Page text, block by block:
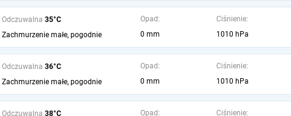
Odczuwalna 35°C
Zachmurzenie małe, pogodnie
Opad:
0 mm
Ciśnienie:
1010 hPa
Odczuwalna 36°C
Zachmurzenie małe, pogodnie
Opad:
0 mm
Ciśnienie:
1010 hPa
Odczuwalna 38°C
Opad:
Ciśnienie: